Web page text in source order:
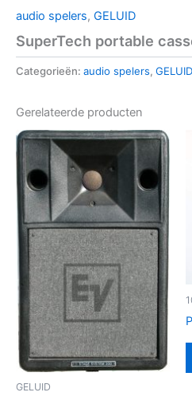
audio spelers, GELUID
SuperTech portable
Categorieën: audio spelers, GELUID
Gerelateerde producten
GELUID